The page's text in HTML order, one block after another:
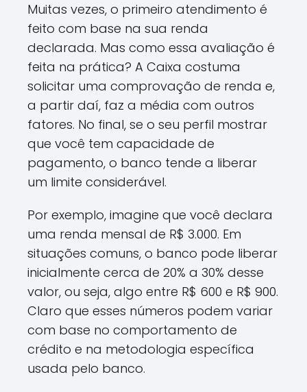
Muitas vezes, o primeiro atendimento é
feito com base na sua renda
declarada. Mas como essa avaliação é
feita na prática? A Caixa costuma
solicitar uma comprovação de renda e,
a partir daí, faz a média com outros
fatores. No final, se o seu perfil mostrar
que você tem capacidade de
pagamento, o banco tende a liberar
um limite considerável.
Por exemplo, imagine que você declara
uma renda mensal de R$ 3.000. Em
situações comuns, o banco pode liberar
inicialmente cerca de 20% a 30% desse
valor, ou seja, algo entre R$ 600 e R$ 900.
Claro que esses números podem variar
com base no comportamento de
crédito e na metodologia específica
usada pelo banco.